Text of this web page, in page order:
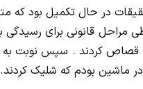
در حال تکمیل بود
قصاص کردند . سپس نوبت
ماشین بودم که شلیک کردند.